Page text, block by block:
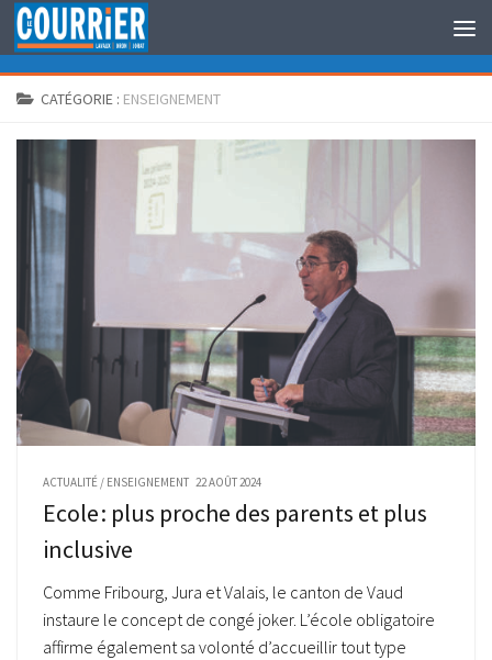
Au dessous du contenu
CATÉGORIE : ENSEIGNEMENT
ACTUALITÉ / ENSEIGNEMENT 22 AOÛT 2024
Ecole : plus proche des parents et plus
inclusive
Comme Fribourg, Jura et Valais, le canton de Vaud
instaure le concept de congé joker. L’école obligatoire
affirme également sa volonté d’accueillir tout type